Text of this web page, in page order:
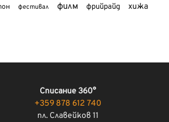
фестивал филм фрийрайд хижа
Списание 360°
+359 878 612 740
пл. Славейков 11